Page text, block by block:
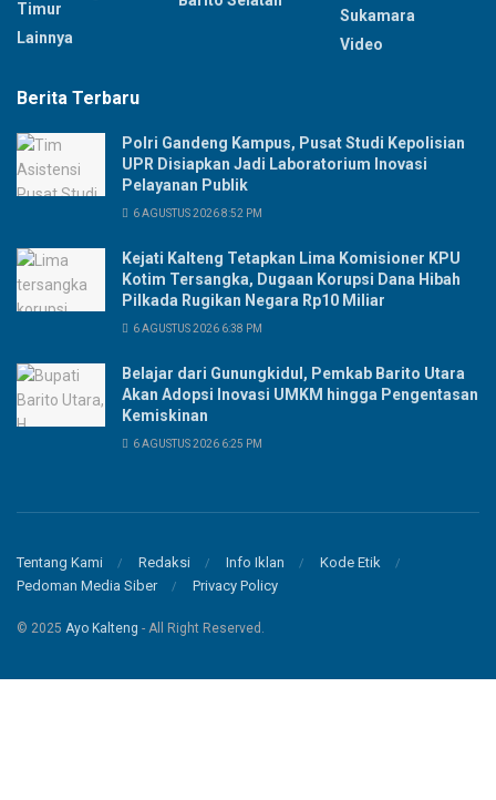
Timur
Lainnya
Sukamara
Video
Berita Terbaru
Polri Gandeng Kampus, Pusat Studi Kepolisian
UPR Disiapkan Jadi Laboratorium Inovasi
Pelayanan Publik
6 AGUSTUS 2026 8:52 PM
Kejati Kalteng Tetapkan Lima Komisioner KPU
Kotim Tersangka, Dugaan Korupsi Dana Hibah
Pilkada Rugikan Negara Rp10 Miliar
6 AGUSTUS 2026 6:38 PM
Belajar dari Gunungkidul, Pemkab Barito Utara
Akan Adopsi Inovasi UMKM hingga Pengentasan
Kemiskinan
6 AGUSTUS 2026 6:25 PM
Tentang Kami Redaksi Info Iklan
Kode Etik
Pedoman Media Siber
Privacy Policy
© 2025 Ayo Kalteng - All Right Reserved.